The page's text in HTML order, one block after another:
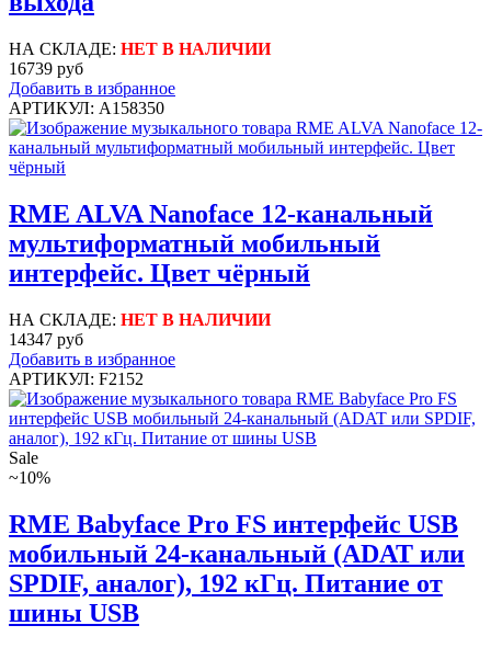
НА СКЛАДЕ: НЕТ В НАЛИЧИИ
16739 руб
Добавить в избранное
АРТИКУЛ: A158350
RME ALVA Nanoface 12-канальный
мультиформатный мобильный
интерфейс. Цвет чёрный
НА СКЛАДЕ: НЕТ В НАЛИЧИИ
14347 руб
Добавить в избранное
АРТИКУЛ: F2152
Sale
~10%
RME Babyface Pro FS интерфейс USB
мобильный 24-канальный (ADAT или
SPDIF, аналог), 192 кГц. Питание от
шины USB